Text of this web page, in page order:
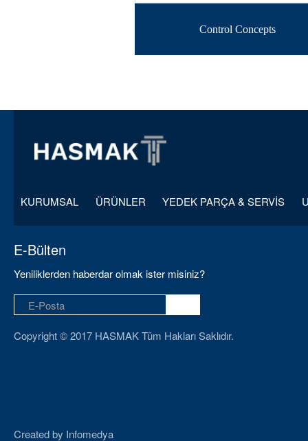
Control Concepts
KURUMSAL ÜRÜNLER YEDEK PARÇA & SERVİS
E-Bülten
Yeniliklerden haberdar olmak ister misiniz?
Copyright © 2017 HASMAK Tüm Hakları Saklıdır.
Created by Infomedya